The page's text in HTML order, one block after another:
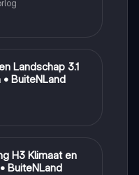
Landschap 3.1
BuiteNLand
H3 Klimaat en
BuiteNLand